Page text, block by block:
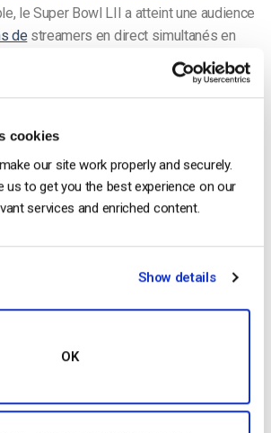
cookies
our site work properly and securely.
us to get you the best experience on our
services and enriched content.
Show details
OK
le Super Bowl LII a atteint une audience
destreamers en direct simultanés en
diffusion en direct est bien établie et les
dans l’infrastructure vidéo. Voici les
matière de diffusion en direct :
à la vidéo en ligne d’évoluer
. La diffusion en direct
?